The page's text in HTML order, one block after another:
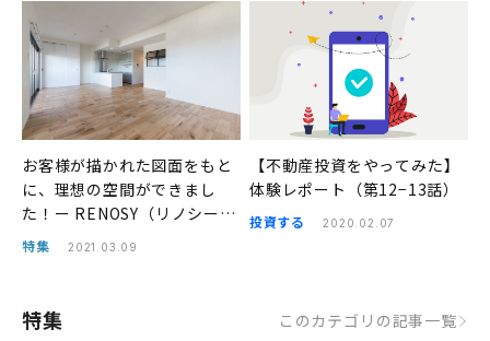
お客様が描かれた図面をもと
に、理想の空間ができまし
た！ー RENOSY（リノシー）
リノベ事例
特集 2021.03.09
【不動産投資をやってみた】
体験レポート（第12−13話）
投資する 2020.02.07
特集 このカテゴリの記事一覧